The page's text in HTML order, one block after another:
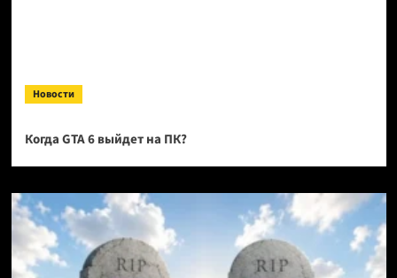
Новости
Когда GTA 6 выйдет на ПК?